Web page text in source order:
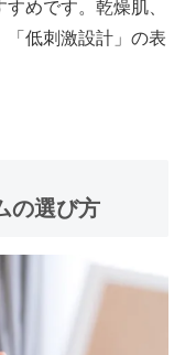
めです。乾燥肌、
「低刺激設計」の表
の選び方